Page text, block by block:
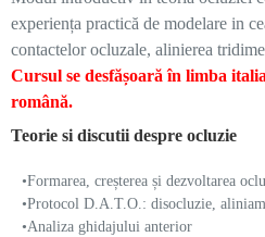
experiența practică de modelare in
contactelor ocluzale, alinierea
Cursul se desfășoară în limba
română.
Teorie si discutii despre ocluzie
•Formarea, creșterea și dezvoltarea
•Protocol D.A.T.O.: disocluzie,
•Analiza ghidajului anterior